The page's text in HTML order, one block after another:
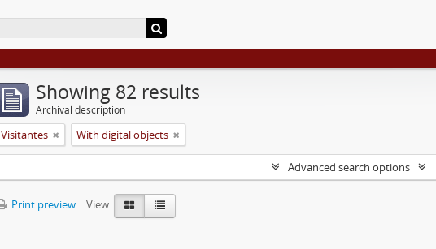
Showing 82 results
Archival description
Visitantes With digital objects
Advanced search options
Print preview
View: